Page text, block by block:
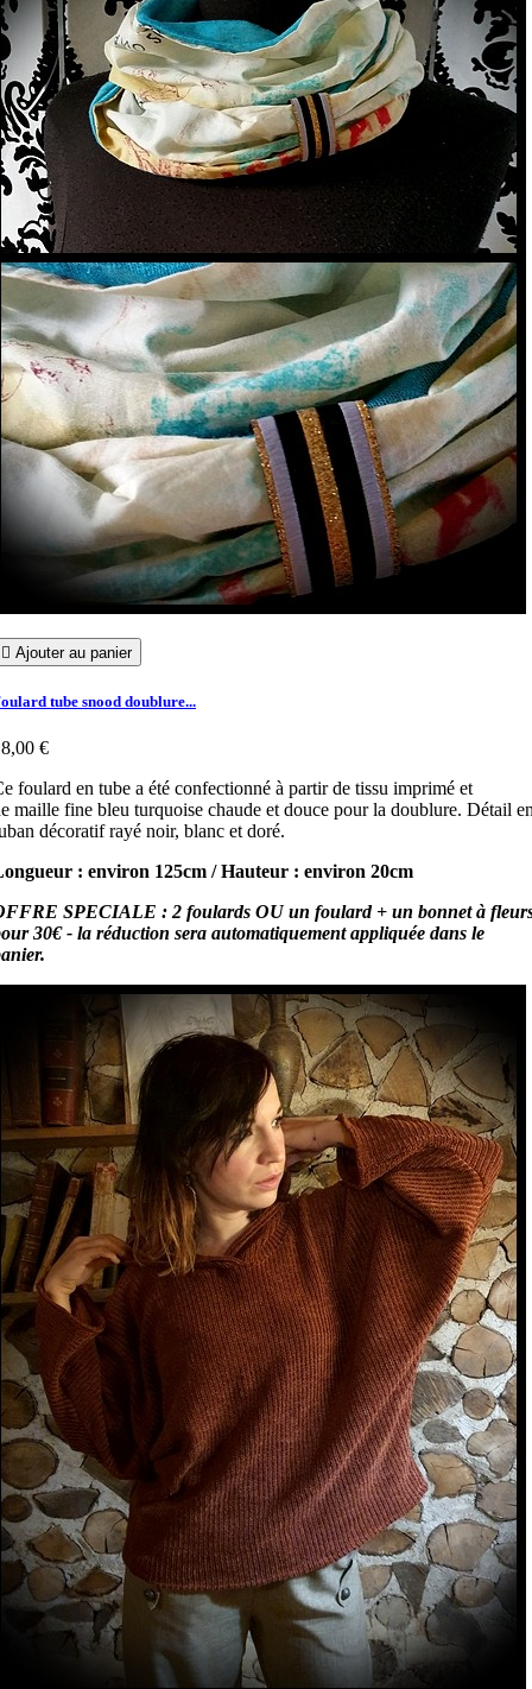
 Ajouter au panier
tube snood doublure...
€
foulard en tube a été confectionné à partir de tissu imprimé et
maille fine bleu turquoise chaude et douce pour la doublure. Détail
décoratif rayé noir, blanc et doré.
: environ 125cm / Hauteur : environ 20cm
SPECIALE : 2 foulards OU un foulard + un bonnet à
30€ - la réduction sera automatiquement appliquée dans le